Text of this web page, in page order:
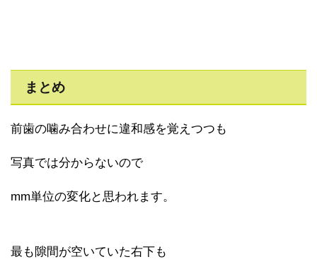
まとめ
前歯の噛み合わせに違和感を覚えつつも
写真では分からないので
mm単位の変化と思われます。
最も隙間が空いていた右下も